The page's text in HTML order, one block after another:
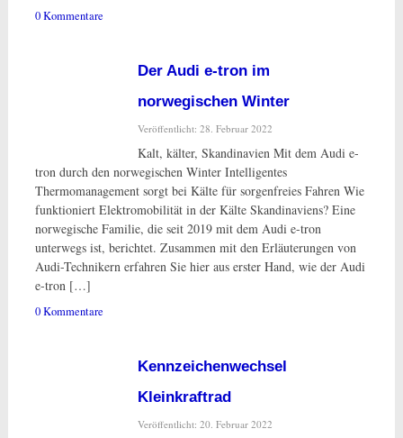
0 Kommentare
Der Audi e-tron im
norwegischen Winter
Veröffentlicht: 28. Februar 2022
Kalt, kälter, Skandinavien Mit dem Audi e-
tron durch den norwegischen Winter Intelligentes
Thermomanagement sorgt bei Kälte für sorgenfreies Fahren Wie
funktioniert Elektromobilität in der Kälte Skandinaviens? Eine
norwegische Familie, die seit 2019 mit dem Audi e-tron
unterwegs ist, berichtet. Zusammen mit den Erläuterungen von
Audi-Technikern erfahren Sie hier aus erster Hand, wie der Audi
e-tron […]
0 Kommentare
Kennzeichenwechsel
Kleinkraftrad
Veröffentlicht: 20. Februar 2022